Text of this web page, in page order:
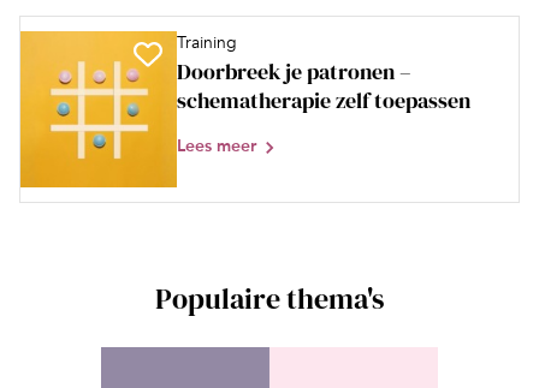
Training
Doorbreek je patronen –
schematherapie zelf toepassen
Lees meer
Populaire thema's